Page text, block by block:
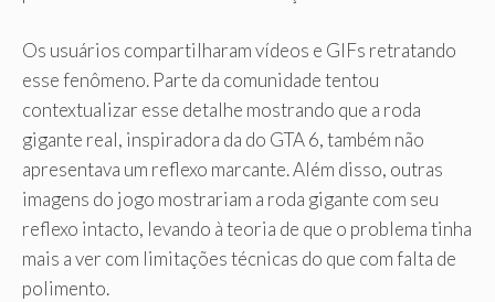
Os usuários compartilharam vídeos e GIFs retratando
esse fenômeno. Parte da comunidade tentou
contextualizar esse detalhe mostrando que a roda
gigante real, inspiradora da do GTA 6, também não
apresentava um reflexo marcante. Além disso, outras
imagens do jogo mostrariam a roda gigante com seu
reflexo intacto, levando à teoria de que o problema tinha
mais a ver com limitações técnicas do que com falta de
polimento.